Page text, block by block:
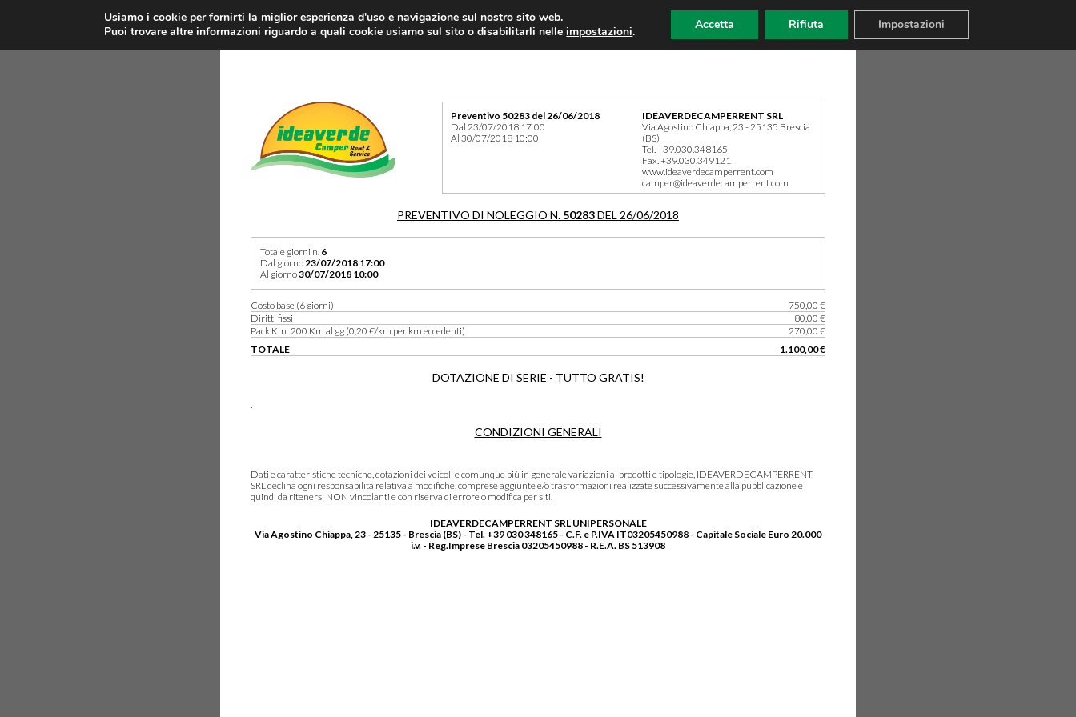
IDEAVERDECAMPERRENT SRL
Via Agostino Chiappa, 23 - 25135 Brescia
(BS)
Tel. +39.030.348165
Fax. +39.030.349121
www.ideaverdecamperrent.com
camper@ideaverdecamperrent.com
Preventivo 50283 del 26/06/2018
Dal 23/07/2018 17:00
Al 30/07/2018 10:00
PREVENTIVO DI NOLEGGIO N. 50283DEL 26/06/2018
Totale giorni n. 6
Dal giorno23/07/2018 17:00
Al giorno30/07/2018 10:00
Costo base (6 giorni)
750,00 €
Diritti fissi
80,00 €
Pack Km: 200 Km al gg (0,20 €/km per km eccedenti)
270,00 €
TOTALE
1.100,00 €
DOTAZIONE DI SERIE - TUTTO GRATIS!
.
CONDIZIONI GENERALI
Dati e caratteristiche tecniche, dotazioni dei veicoli e comunque più in generale variazioni ai prodotti e tipologie, IDEAVERDECAMPERRENT
SRL declina ogni responsabilità relativa a modifiche, comprese aggiunte e/o trasformazioni realizzate successivamente alla pubblicazione e
quindi da ritenersi NON vincolanti e con riserva di errore o modifica per siti.
IDEAVERDECAMPERRENT SRL UNIPERSONALE
Via Agostino Chiappa, 23 - 25135 - Brescia (BS) - Tel. +39 030 348165 - C.F. e P.IVA IT03205450988 - Capitale Sociale Euro 20.000
i.v. - Reg.Imprese Brescia 03205450988 - R.E.A. BS 513908
Usiamo i cookie per fornirti la miglior esperienza d'uso e navigazione sul nostro sito web.
Puoi trovare altre informazioni riguardo a quali cookie usiamo sul sito o disabilitarli nelleimpostazioni. Accetta Rifiuta Impostazioni